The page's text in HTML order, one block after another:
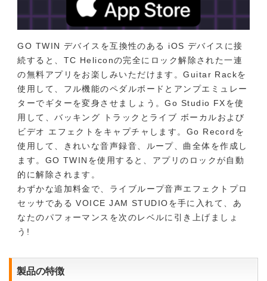
GO TWIN デバイスを互換性のある iOS デバイスに接
続すると、TC Heliconの完全にロック解除された一連
の無料アプリをお楽しみいただけます。Guitar Rackを
使用して、フル機能のペダルボードとアンプエミュレー
ターでギターを変身させましょう。Go Studio FXを使
用して、バッキング トラックとライブ ボーカルおよび
ビデオ エフェクトをキャプチャします。Go Recordを
使用して、きれいな音声録音、ループ、曲全体を作成し
ます。GO TWINを使用すると、アプリのロックが自動
的に解除されます。
わずかな追加料金で、ライブループ音声エフェクトプロ
セッサである VOICE JAM STUDIOを手に入れて、あ
なたのパフォーマンスを次のレベルに引き上げましょ
う!
製品の特徴